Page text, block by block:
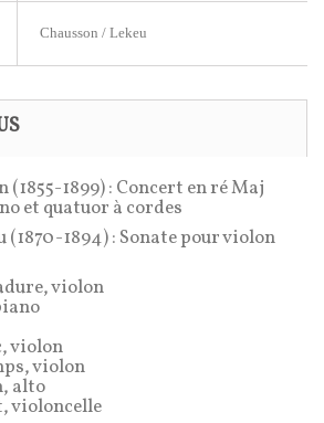
Chausson / Lekeu
(1855-1899) : Concert en ré Maj
et quatuor à cordes
(1870-1894) : Sonate pour violon
violon
violon
violon
alto
violoncelle